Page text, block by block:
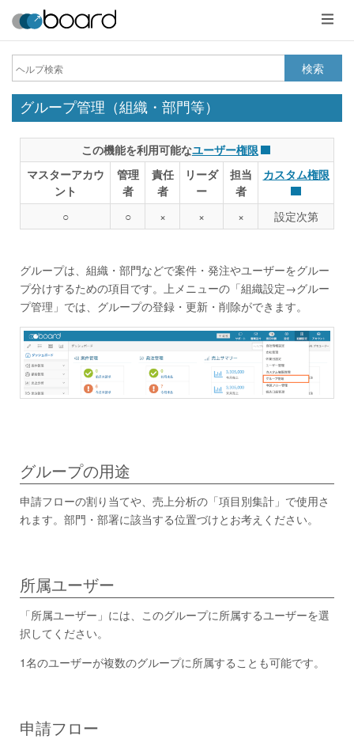
メ
ニ
ュ
ー
検索
グループ管理（組織・部門等）
この機能を利用可能なユーザー権限
マスターアカウ
ント
管理
者
責任
者
リーダ
ー
担当
者
カスタム権限
○ ○ × × × 設定次第
グループは、組織・部門などで案件・発注やユーザーをグルー
プ分けするための項目です。上メニューの「組織設定→グルー
プ管理」では、グループの登録・更新・削除ができます。
グループの用途
申請フローの割り当てや、売上分析の「項目別集計」で使用さ
れます。部門・部署に該当する位置づけとお考えください。
所属ユーザー
「所属ユーザー」には、このグループに所属するユーザーを選
択してください。
1名のユーザーが複数のグループに所属することも可能です。
申請フロー